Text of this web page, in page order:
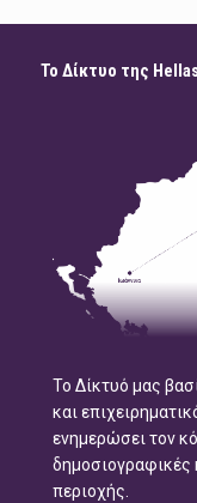
Το Δίκτυο της
Το Δίκτυό μας
και
ενημερώσει τον
δημοσιογραφικές
περιοχής.